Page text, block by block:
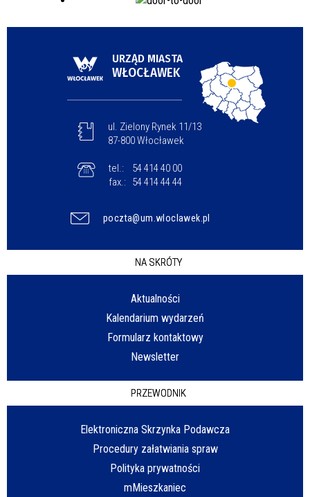
URZĄD MIASTA
WŁOCŁAWEK
ul. Zielony Rynek 11/13
87-800 Włocławek
tel.:
54 414 40 00
fax.:
54 414 44 44
poczta@um.wloclawek.pl
NA SKRÓTY
Aktualności
Kalendarium wydarzeń
Formularz kontaktowy
Newsletter
PRZEWODNIK
Elektroniczna Skrzynka Podawcza
Procedury załatwiania spraw
Polityka prywatności
mMieszkaniec